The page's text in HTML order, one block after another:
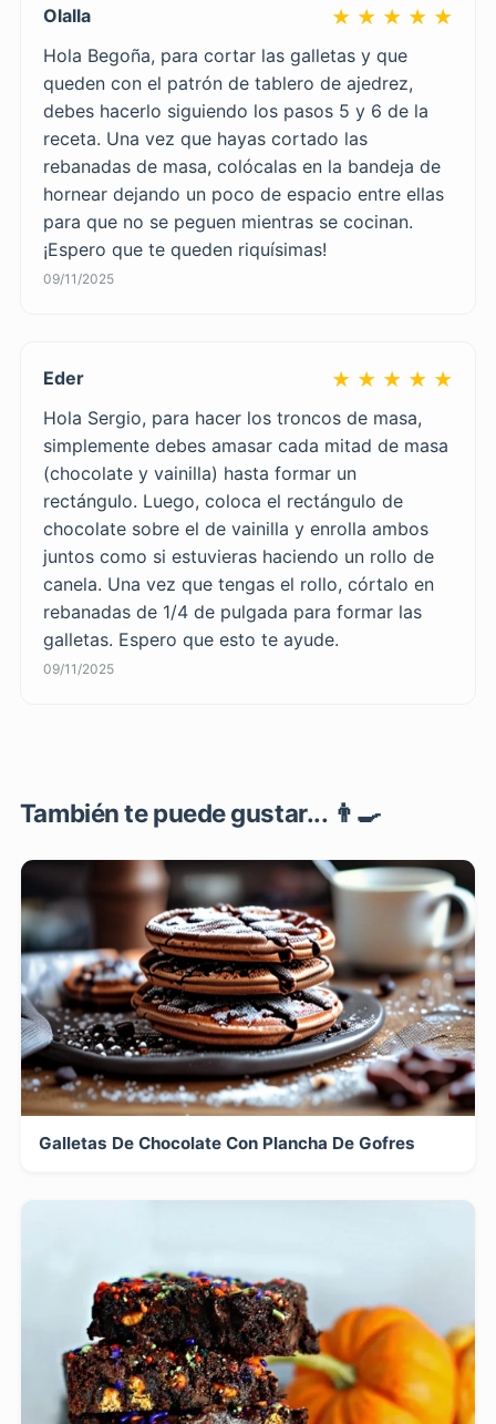
Olalla ★ ★ ★ ★ ★
Hola Begoña, para cortar las galletas y que
queden con el patrón de tablero de ajedrez,
debes hacerlo siguiendo los pasos 5 y 6 de la
receta. Una vez que hayas cortado las
rebanadas de masa, colócalas en la bandeja de
hornear dejando un poco de espacio entre ellas
para que no se peguen mientras se cocinan.
¡Espero que te queden riquísimas!
09/11/2025
Eder ★ ★ ★ ★ ★
Hola Sergio, para hacer los troncos de masa,
simplemente debes amasar cada mitad de masa
(chocolate y vainilla) hasta formar un
rectángulo. Luego, coloca el rectángulo de
chocolate sobre el de vainilla y enrolla ambos
juntos como si estuvieras haciendo un rollo de
canela. Una vez que tengas el rollo, córtalo en
rebanadas de 1/4 de pulgada para formar las
galletas. Espero que esto te ayude.
09/11/2025
También te puede gustar... 👨‍🍳
Galletas De Chocolate Con Plancha De Gofres